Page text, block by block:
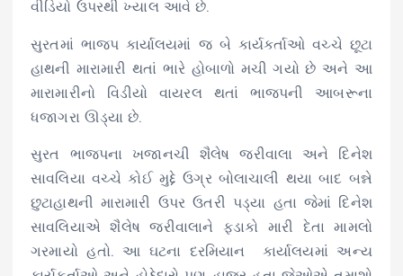
વીડિયો ઉપરથી ખ્યાલ આવે છે.
સુરતમાં ભાજપ કાર્યાલયમાં જ બે કાર્યકર્તાઓ વચ્ચે છૂટા
હાથની મારામારી થતાં ભારે હોબાળો મચી ગયો છે અને આ
મારામારીનો વિડીયો વાયરલ થતાં ભાજપની આબરૂના
ધજાગરા ઊડ્યા છે.
સુરત ભાજપના ખજાનચી શૈલેષ જરીવાલા અને દિનેશ
સાવલિયા વચ્ચે કોઈ મુદ્દે ઉગ્ર બોલાચાલી થયા બાદ બન્ને
છુટાહાથની મારામારી ઉપર ઉતરી પડ્યા હતા જેમાં દિનેશ
સાવલિયાએ શૈલેષ જરીવાલાને ફડાકો મારી દેતા મામલો
ગરમાયો હતો. આ ઘટના દરમિયાન કાર્યાલયમાં અન્ય